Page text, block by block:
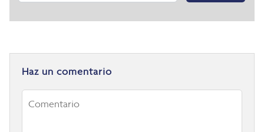
Haz un comentario